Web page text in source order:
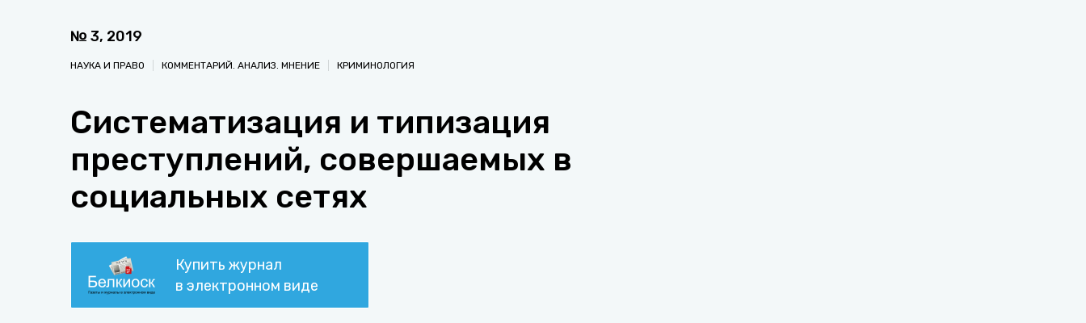
№ 3, 2019
НАУКА И ПРАВО КОММЕНТАРИЙ. АНАЛИЗ. МНЕНИЕ КРИМИНОЛОГИЯ
Систематизация и типизация
преступлений, совершаемых в
социальных сетях
Купить журнал
в электронном виде